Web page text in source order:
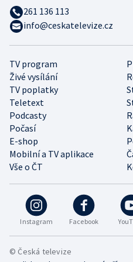
Instagram Facebook
TV program
Živé vysílání
TV poplatky
Teletext
Podcasty
Počasí
E-shop
Mobilní a TV aplikace
Vše o ČT
261 136 113
info@ceskatelevize.cz
© Česká televize